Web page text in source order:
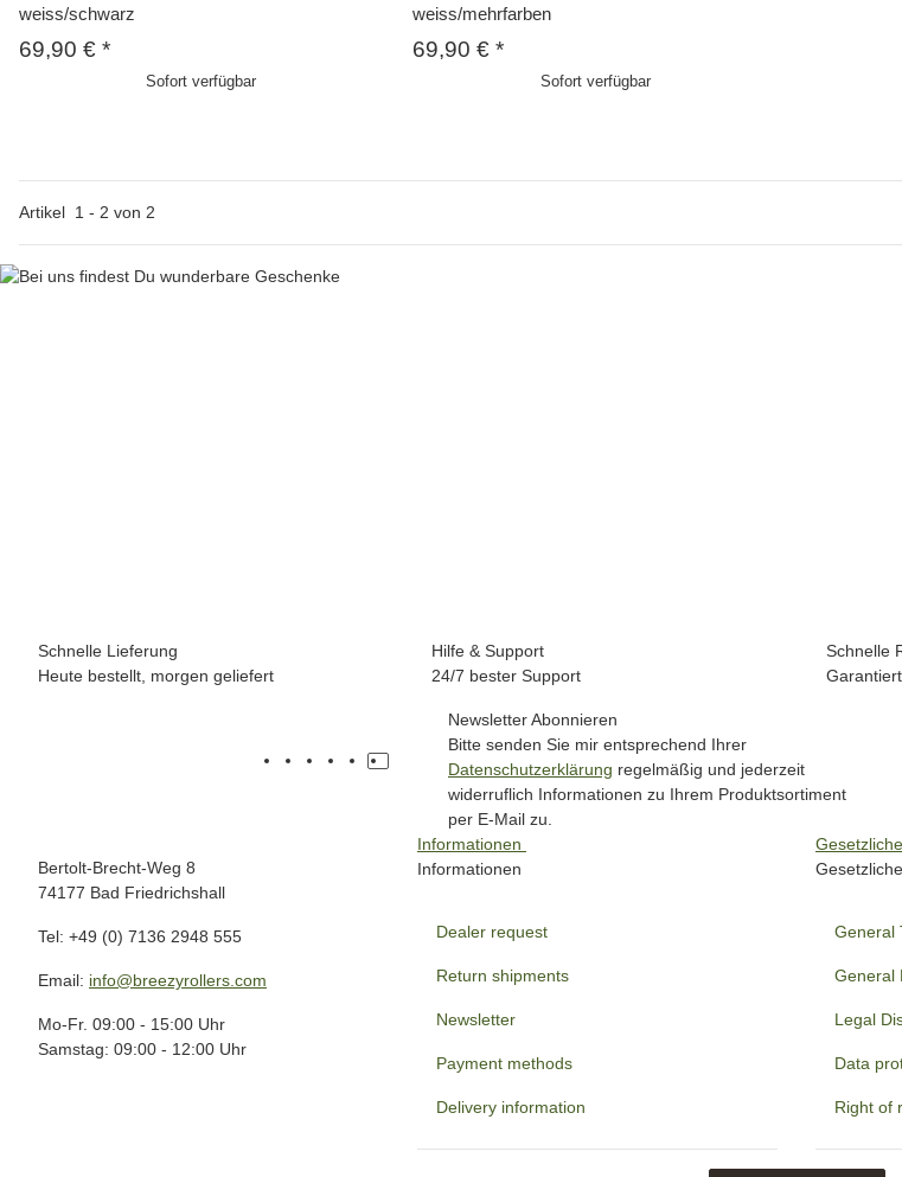
weiss/schwarz
69,90 € *
Sofort verfügbar
weiss/mehrfarben
69,90 €*
Sofort verfügbar
Artikel 1 - 2 von 2
Schnelle Lieferung
Heute bestellt, morgen geliefert
Hilfe & Support
24/7 bester Support
Schnelle
Newsletter Abonnieren
Bitte senden Sie mir entsprechend Ihrer
Datenschutzerklärung regelmäßig und jederzeit
widerruflich Informationen zu Ihrem Produktsortiment
per E-Mail zu.
Bertolt-Brecht-Weg 8
74177 Bad Friedrichshall
Tel: +49 (0) 7136 2948 555
Email: info@breezyrollers.com
Mo-Fr. 09:00 - 15:00 Uhr
Samstag: 09:00 - 12:00 Uhr
Informationen
Informationen
Dealer request
Return shipments
Newsletter
Payment methods
Delivery information
General
General
Legal
Data
Right of